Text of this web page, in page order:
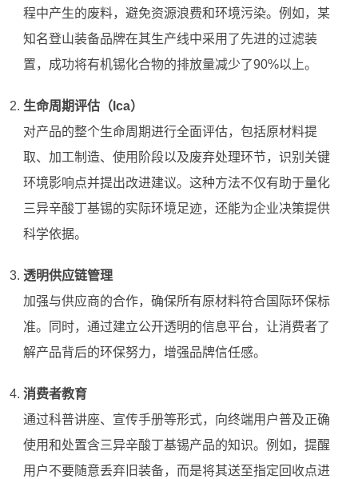
程中产生的废料，避免资源浪费和环境污染。例如，某
知名登山装备品牌在其生产线中采用了先进的过滤装
置，成功将有机锡化合物的排放量减少了90%以上。
生命周期评估（lca）
对产品的整个生命周期进行全面评估，包括原材料提
取、加工制造、使用阶段以及废弃处理环节，识别关键
环境影响点并提出改进建议。这种方法不仅有助于量化
三异辛酸丁基锡的实际环境足迹，还能为企业决策提供
科学依据。
透明供应链管理
加强与供应商的合作，确保所有原材料符合国际环保标
准。同时，通过建立公开透明的信息平台，让消费者了
解产品背后的环保努力，增强品牌信任感。
消费者教育
通过科普讲座、宣传手册等形式，向终端用户普及正确
使用和处置含三异辛酸丁基锡产品的知识。例如，提醒
用户不要随意丢弃旧装备，而是将其送至指定回收点进